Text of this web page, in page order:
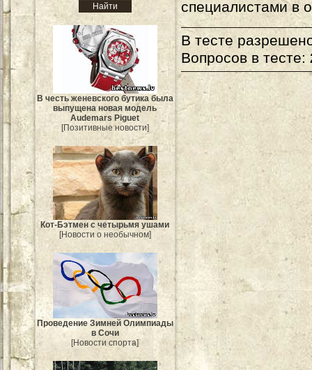
В честь женевского бутика была
выпущена новая модель
Audemars Piguet
[Позитивные новости]
Кот-Бэтмен с четырьмя ушами
[Новости о необычном]
Проведение Зимней Олимпиады
в Сочи
[Новости спорта]
специалистами в
В тесте
Вопросов в тесте: